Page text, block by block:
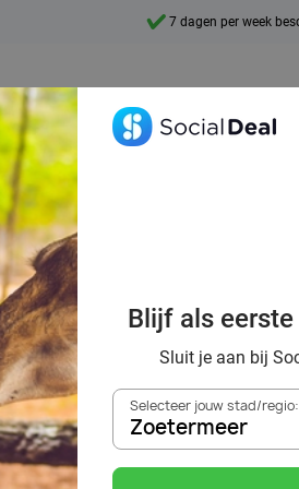
10+ miljoen
mooie
Blijf als
Sluit je aan bij
Selecteer jouw stad/regio:
Zoetermeer